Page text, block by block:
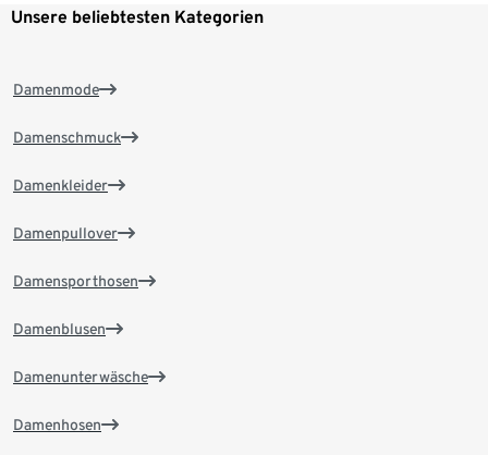
Unsere beliebtesten Kategorien
Damenmode
Damenschmuck
Damenkleider
Damenpullover
Damensporthosen
Damenblusen
Damenunterwäsche
Damenhosen